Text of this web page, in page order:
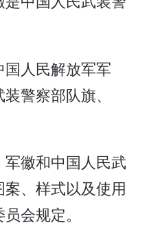
人民解放军军
警察部队旗、
徽和中国人民武
、样式以及使用
会规定。